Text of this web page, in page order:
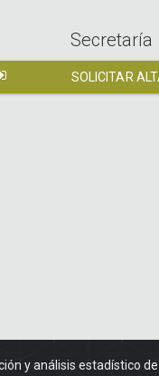
Secretaría
SOLICITAR
y análisis estadístico